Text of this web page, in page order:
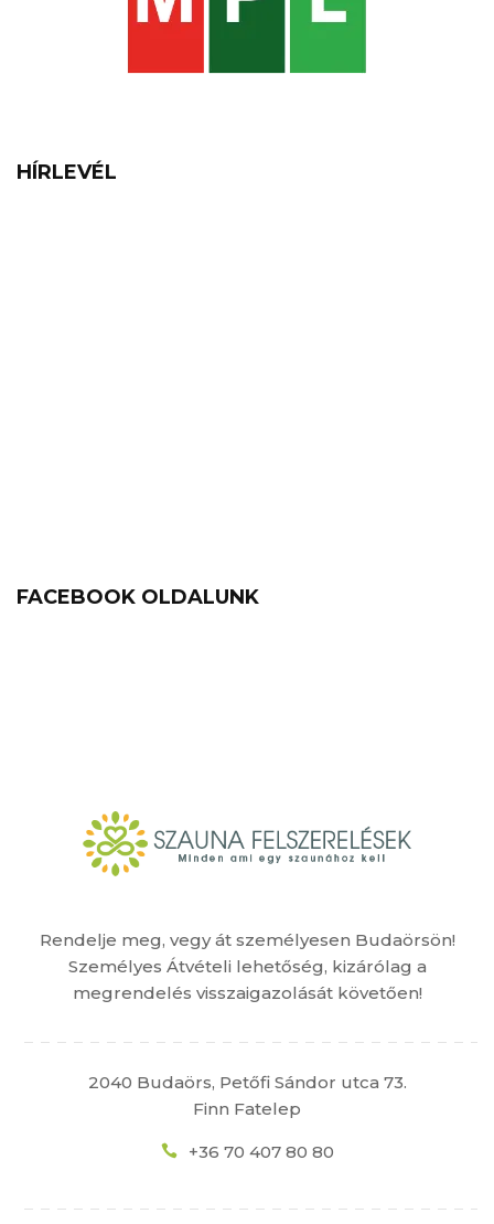
Rendelje meg, vegy át személyesen Budaörsön!
Személyes Átvételi lehetőség, kizárólag a
megrendelés visszaigazolását követően!
2040 Budaörs, Petőfi Sándor utca 73.
Finn Fatelep
+36 70 407 80 80
HÍRLEVÉL
FACEBOOK OLDALUNK